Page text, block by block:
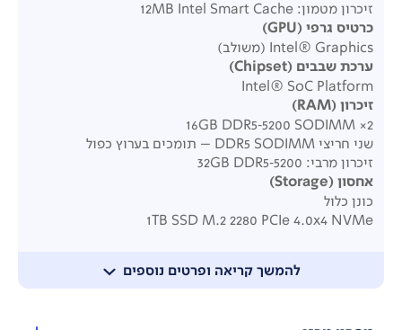
להמשך קריאה ופרטים נוספים
זיכרון מטמון: ‎12MB Intel Smart Cache
כרטיס גרפי(GPU)
Intel® Graphics (משולב)
ערכת שבבים (Chipset)
Intel® SoC Platform
זיכרון(RAM)
2× 16GB DDR5‑5200 SODIMM
שני חריצי DDR5 SODIMM – תומכים בערוץ כפול
זיכרון מרבי: ‎32GB DDR5‑5200
אחסון(Storage)
כונן כלול
1TB SSD M.2 2280 PCIe 4.0x4 NVMe
חריצי הרחבה